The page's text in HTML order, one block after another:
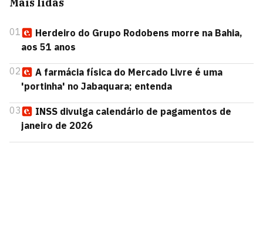
01
Herdeiro do Grupo Rodobens morre na Bahia,
aos 51 anos
02
A farmácia física do Mercado Livre é uma
'portinha' no Jabaquara; entenda
03
INSS divulga calendário de pagamentos de
janeiro de 2026